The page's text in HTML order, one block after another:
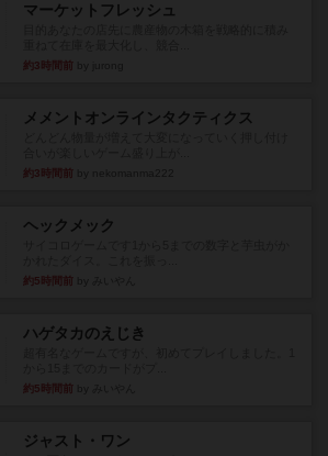
マーケットフレッシュ
約3時間前
メメントオンラインタクティクス
約3時間前
ヘックメック
約5時間前
ハゲタカのえじき
約5時間前
ジャスト・ワン